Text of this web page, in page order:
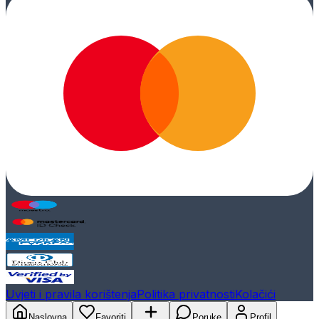
Uvjeti i pravila korištenjaPolitika privatnostiKolačići